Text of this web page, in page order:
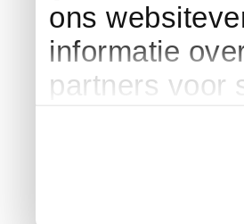
ons
informatie
partners voor